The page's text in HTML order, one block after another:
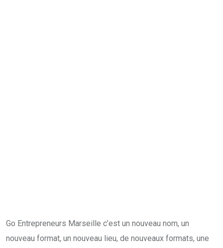
Go Entrepreneurs Marseille c’est un nouveau nom, un
nouveau format, un nouveau lieu, de nouveaux formats, une